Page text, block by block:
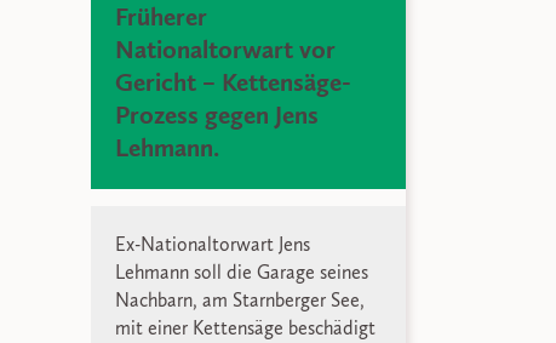
Früherer
Nationaltorwart vor
Gericht – Kettensäge-
Prozess gegen Jens
Lehmann.
Ex-Nationaltorwart Jens
Lehmann soll die Garage seines
Nachbarn, am Starnberger See,
mit einer Kettensäge beschädigt